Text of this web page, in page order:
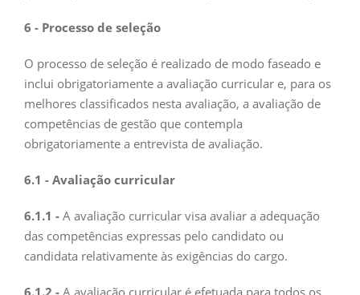
6 - Processo de seleção
O processo de seleção é realizado de modo faseado e
inclui obrigatoriamente a avaliação curricular e, para os
melhores classificados nesta avaliação, a avaliação de
competências de gestão que contempla
obrigatoriamente a entrevista de avaliação.
6.1 - Avaliação curricular
6.1.1 - A avaliação curricular visa avaliar a adequação
das competências expressas pelo candidato ou
candidata relativamente às exigências do cargo.
6.1.2 - A avaliação curricular é efetuada para todos os